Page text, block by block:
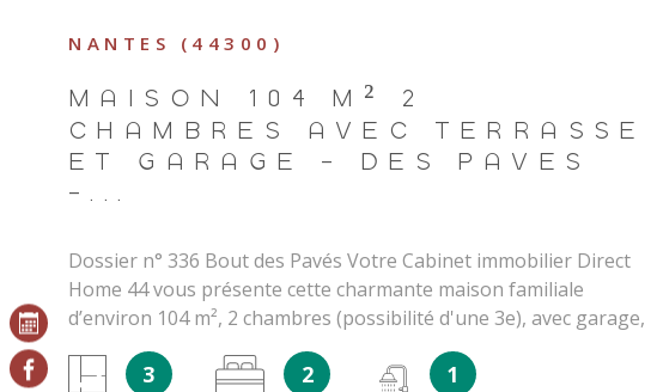
NANTES (44300)
MAISON 104 M² 2
CHAMBRES AVEC TERRASSE
ET GARAGE - DES PAVÉS
-...
Dossier n° 336 Bout des Pavés Votre Cabinet immobilier Direct
Home 44 vous présente cette charmante maison familiale
d’environ 104 m², 2 chambres (possibilité d'une 3e), avec garage,
située à Nantes dans le secteur du Bout des Pavés - Hippodrome.
Une maison agréable à vivre, pensée pour le confort du
3 2 1